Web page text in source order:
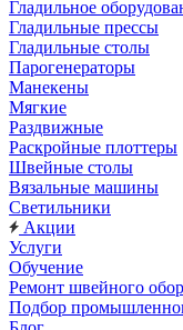
Гладильное
Гладильные прессы
Гладильные столы
Парогенераторы
Манекены
Мягкие
Раздвижные
Раскройные плоттеры
Швейные столы
Вязальные машины
Светильники
Акции
Услуги
Обучение
Ремонт швейного
Подбор